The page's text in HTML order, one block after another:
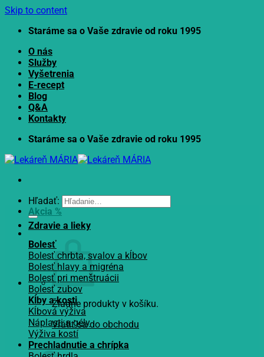
Skip to content
Staráme sa o Vaše zdravie od roku 1995
O nás
Služby
Vyšetrenia
E-recept
Blog
Q&A
Kontakty
Staráme sa o Vaše zdravie od roku 1995
Hľadať:
Žiadne produkty v košíku.
Vrátiť sa do obchodu
Košík
Akcia %
Zdravie a lieky
Bolesť
Bolesť chrbta, svalov a kĺbov
Bolesť hlavy a migréna
Bolesť pri menštruácii
Bolesť zubov
Kĺby a kosti
Kĺbová výživa
Náplasti a gély
Výživa kostí
Prechladnutie a chrípka